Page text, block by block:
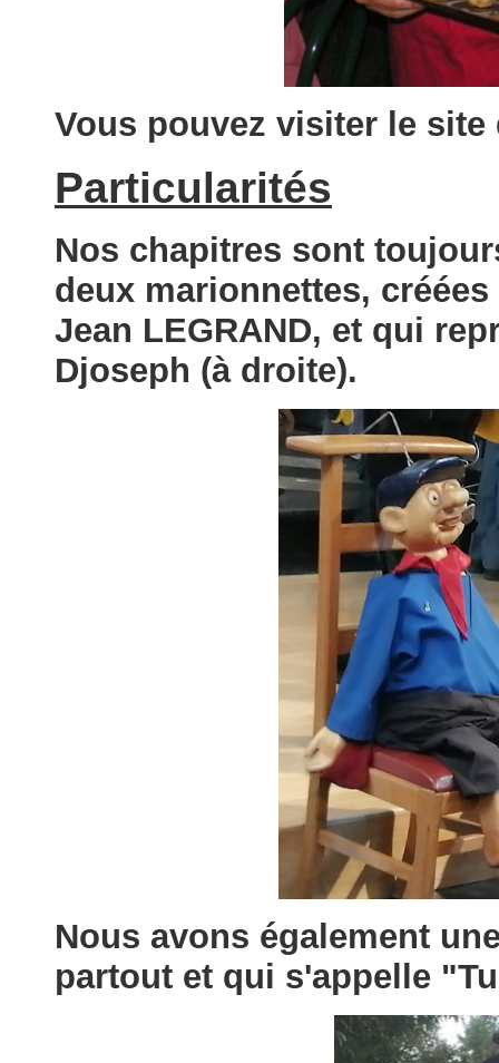
Vous pouvez visiter le
Particularités
Nos chapitres sont
deux marionnettes,
Jean LEGRAND, et qui
Djoseph (à droite).
Nous avons également
partout et qui s'appelle